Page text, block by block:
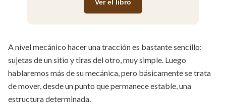
Ver el libro
A nivel mecánico hacer una tracción es bastante sencillo:
sujetas de un sitio y tiras del otro, muy simple. Luego
hablaremos más de su mecánica, pero básicamente se trata
de mover, desde un punto que permanece estable, una
estructura determinada.